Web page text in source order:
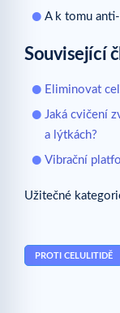
A k tomu
Související
Eliminovat
Jaká cvičení
a lýtkách?
Vibrační
Užitečné
PROTI CELULITIDĚ